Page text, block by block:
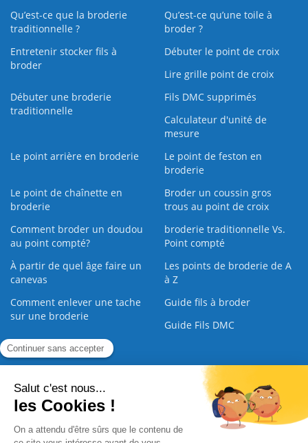
Qu’est-ce que la broderie
traditionnelle ?
Qu’est‑ce qu’une toile à
broder ?
Entretenir stocker fils à
broder
Débuter le point de croix
Lire grille point de croix
Débuter une broderie
traditionnelle
Fils DMC supprimés
Calculateur d'unité de
mesure
Le point arrière en broderie
Le point de feston en
broderie
Le point de chaînette en
broderie
Broder un coussin gros
trous au point de croix
Comment broder un doudou
au point compté?
broderie traditionnelle Vs.
Point compté
À partir de quel âge faire un
canevas
Les points de broderie de A
à Z
Comment enlever une tache
sur une broderie
Guide fils à broder
Guide Fils DMC
Guide de la Broderie
Commande Papier Qui sommes nous Nous contacter |